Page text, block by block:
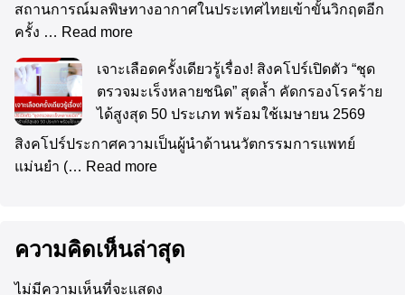
สถานการณ์มลพิษทางอากาศในประเทศไทยเข้าขั้นวิกฤตอีก
ครั้ง … Read more
เจาะเลือดครั้งเดียวรู้เรื่อง! สิงคโปร์เปิดตัว “ชุด
ตรวจมะเร็งหลายชนิด” สุดล้ำ คัดกรองโรคร้าย
ได้สูงสุด 50 ประเภท พร้อมใช้เมษายน 2569
สิงคโปร์ประกาศความเป็นผู้นำด้านนวัตกรรมการแพทย์
แม่นยำ (… Read more
ความคิดเห็นล่าสุด
ไม่มีความเห็นที่จะแสดง